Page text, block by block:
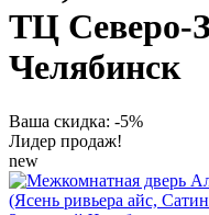
ТЦ Северо-
Челябинск
Ваша скидка: -5%
Лидер продаж!
new